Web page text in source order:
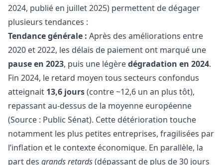
2024, publié en juillet 2025) permettent de dégager
plusieurs tendances :
Tendance générale : Après des améliorations entre
2020 et 2022, les délais de paiement ont marqué une
pause en 2023, puis une légèredégradation en 2024.
Fin 2024, le retard moyen tous secteurs confondus
atteignait 13,6 jours(contre ~12,6 un an plus tôt),
repassant au-dessus de la moyenne européenne
(Source : Public Sénat). Cette détérioration touche
notamment les plus petites entreprises, fragilisées par
l’inflation et le contexte économique. En parallèle, la
part des grands retards(dépassant de plus de 30 jours